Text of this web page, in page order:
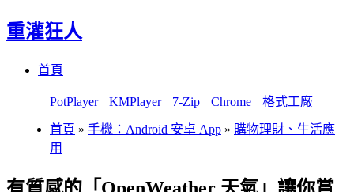
重灌狂人
首頁
PotPlayer KMPlayer 7-Zip Chrome 格式工廠
首頁 » 手機：Android 安卓 App » 購物理財、生活應
用
有質感的「OpenWeather 天氣」讓你賞